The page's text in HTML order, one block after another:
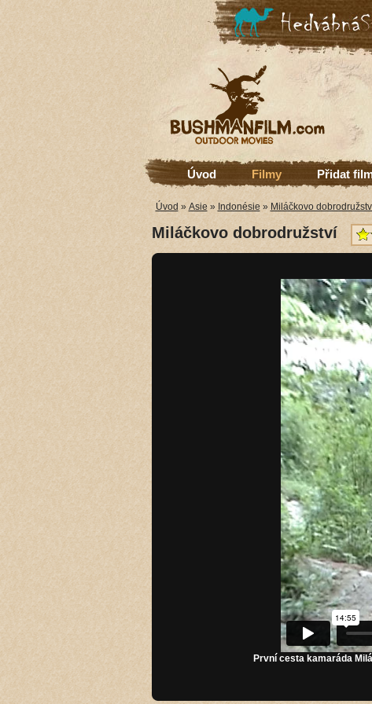
Úvod Filmy Přidat
Úvod » Asie » Indonésie » Miláčkovo
Miláčkovo dobrodružství
První cesta kamaráda